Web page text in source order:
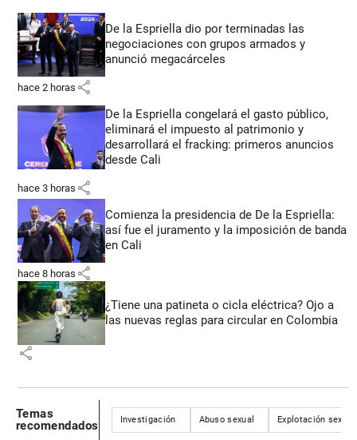
De la Espriella dio por terminadas las
negociaciones con grupos armados y
anunció megacárceles
hace 2 horas share
De la Espriella congelará el gasto público,
eliminará el impuesto al patrimonio y
desarrollará el fracking: primeros anuncios
desde Cali
hace 3 horas share
Comienza la presidencia de De la Espriella:
así fue el juramento y la imposición de banda
en Cali
hace 8 horas share
¿Tiene una patineta o cicla eléctrica? Ojo a
las nuevas reglas para circular en Colombia
share
Temas
recomendados
Investigación Abuso sexual Explotación sexual